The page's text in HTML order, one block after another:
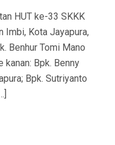
HUT ke-33 SKKK
Imbi, Kota Jayapura,
Benhur Tomi Mano
kanan: Bpk. Benny
Bpk. Sutriyanto